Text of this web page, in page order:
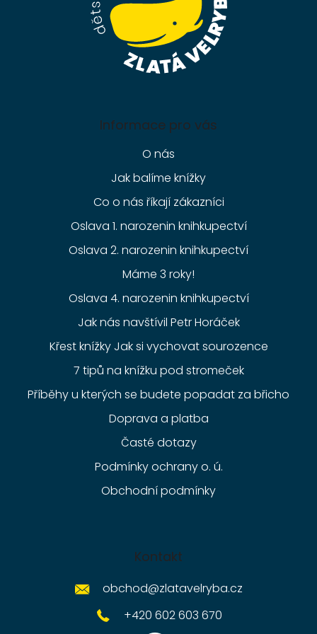
Informace pro vás
O nás
Jak balíme knížky
Co o nás říkají zákazníci
Oslava 1. narozenin knihkupectví
Oslava 2. narozenin knihkupectví
Máme 3 roky!
Oslava 4. narozenin knihkupectví
Jak nás navštívil Petr Horáček
Křest knížky Jak si vychovat sourozence
7 tipů na knížku pod stromeček
Příběhy u kterých se budete popadat za břicho
Doprava a platba
Časté dotazy
Podmínky ochrany o. ú.
Obchodní podmínky
Kontakt
obchod@zlatavelryba.cz
+420 602 603 670